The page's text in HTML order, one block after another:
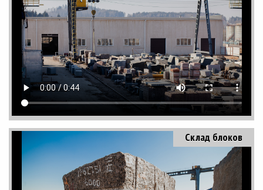
Склад блоков